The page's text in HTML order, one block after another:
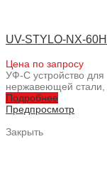
UV-STYLO-NX-
Цена по запросу
УФ-С устройство для
нержавеющей
Подробнее
Предпросмотр
Закрыть